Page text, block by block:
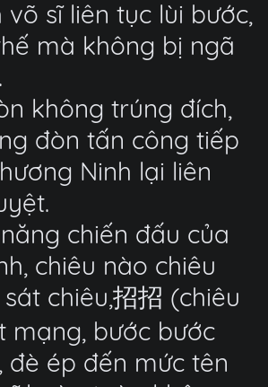
sĩ liên tục lùi bước,
mà không bị ngã
không trúng đích,
đòn tấn công tiếp
Ninh lại liên
chiến đấu của
chiêu nào chiêu
chiêu,招招 (chiêu
mạng, bước bước
đè ép đến mức tên